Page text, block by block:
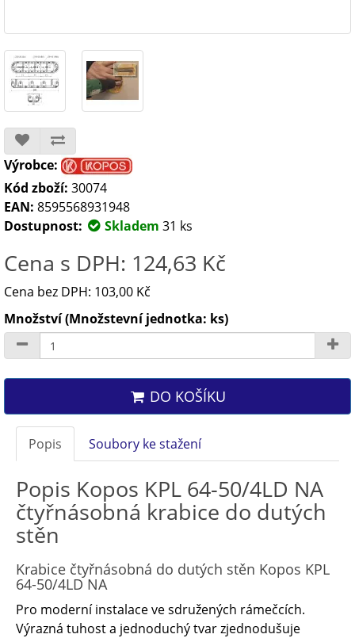
Výrobce:
Kód zboží: 30074
EAN: 8595568931948
Dostupnost:
Skladem 31 ks
Cena s DPH: 124,63 Kč
Cena bez DPH: 103,00 Kč
Množství (Množstevní jednotka: ks)
DO KOŠÍKU
Popis Soubory ke stažení
Popis Kopos KPL 64-50/4LD NA
čtyřnásobná krabice do dutých
stěn
Krabice čtyřnásobná do dutých stěn Kopos KPL
64-50/4LD NA
Pro moderní instalace ve sdružených rámečcích.
Výrazná tuhost a jednoduchý tvar zjednodušuje